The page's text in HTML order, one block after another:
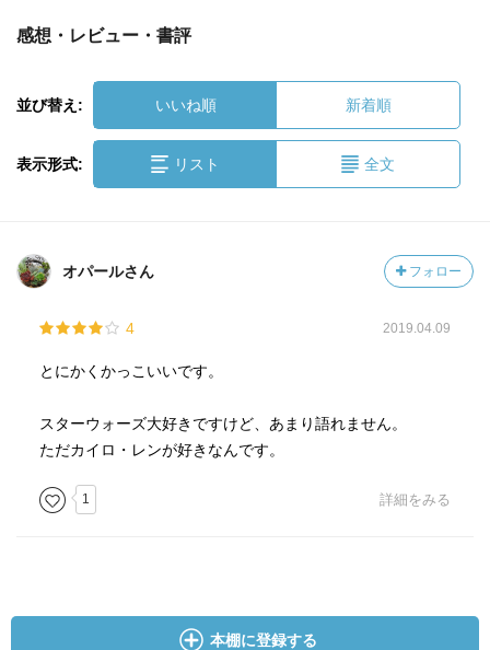
感想・レビュー・書評
並び替え: いいね順 新着順
表示形式: リスト 全文
オパールさん フォロー
4 2019.04.09
とにかくかっこいいです。
スターウォーズ大好きですけど、あまり語れません。
ただカイロ・レンが好きなんです。
1 詳細をみる
本棚に登録する